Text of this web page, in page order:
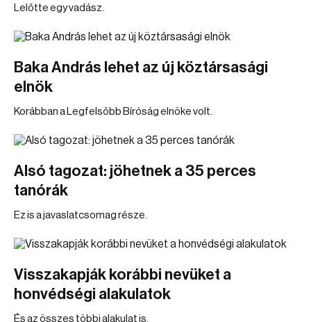
Lelőtte egy vadász.
Baka András lehet az új köztársasági
elnök
Korábban a Legfelsőbb Bíróság elnöke volt.
Alsó tagozat: jöhetnek a 35 perces
tanórák
Ez is a javaslatcsomag része.
Visszakapják korábbi nevüket a
honvédségi alakulatok
És az összes többi alakulat is.